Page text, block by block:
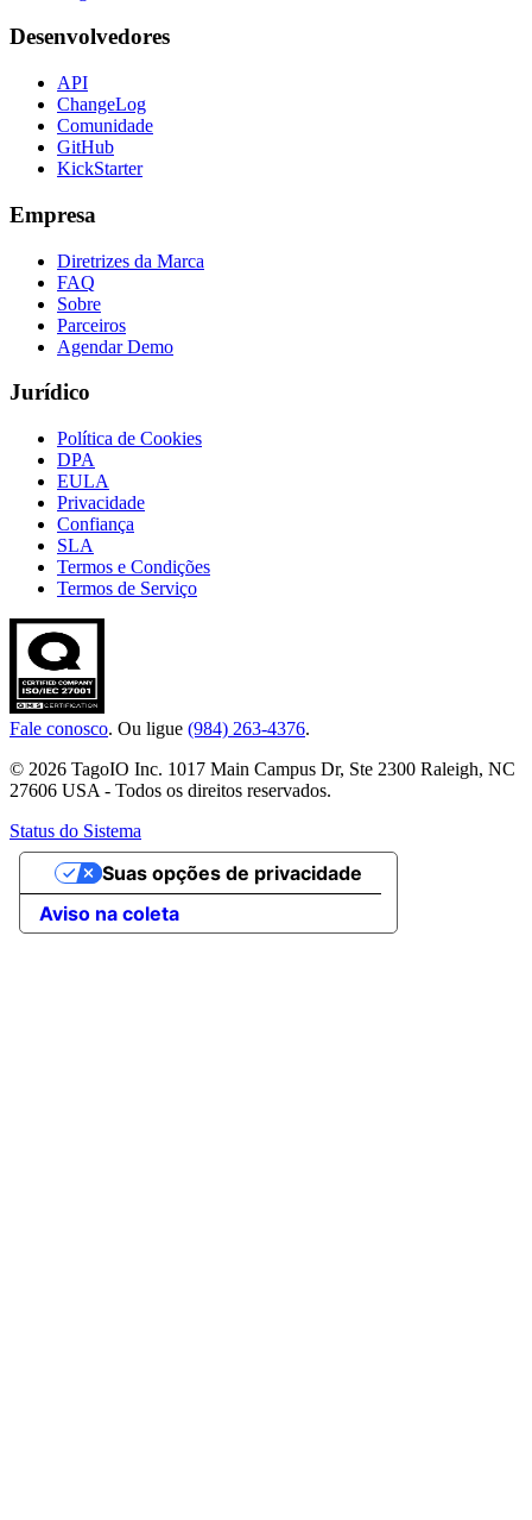
Desenvolvedores
API
ChangeLog
Comunidade
GitHub
KickStarter
Empresa
Diretrizes da Marca
FAQ
Sobre
Parceiros
Agendar Demo
Jurídico
Política de Cookies
DPA
EULA
Privacidade
Confiança
SLA
Termos e Condições
Termos de Serviço
Fale conosco. Ou ligue (984) 263-4376.
© 2026 TagoIO Inc. 1017 Main Campus Dr, Ste 2300 Raleigh, NC
27606 USA - Todos os direitos reservados.
Status do Sistema
Aviso na coleta
Suas opções de privacidade